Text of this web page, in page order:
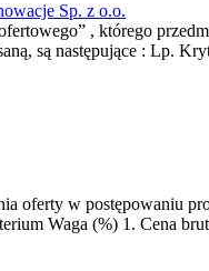
Sp. z o.o.
, którego
są następujące : Lp.
oferty w postępowaniu
Waga (%) 1. Cena